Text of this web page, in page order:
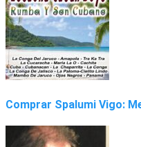
Comprar Spalumi Vigo: